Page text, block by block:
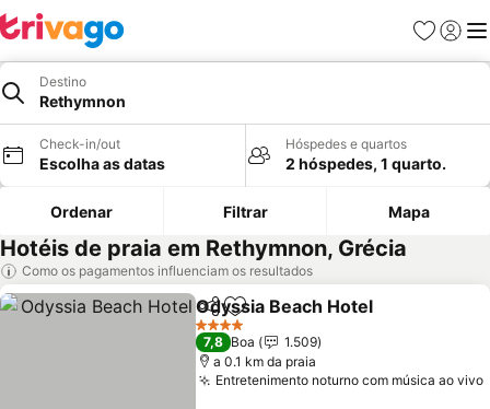
Favoritos
Iniciar
Destino
Rethymnon
Check-in/out
Escolha as datas
Hóspedes e quartos
2 hóspedes, 1 quarto.
Ordenar Filtrar Mapa
Hotéis de praia em Rethymnon, Grécia
Como os pagamentos influenciam os resultados
PartilharAdicionar aos favoritos
Odyssia Beach Hotel
4 Estrelas
7,8 Boa
1.509
a 0.1 km da praia
Entretenimento noturno com música ao vivo